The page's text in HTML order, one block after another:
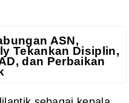
ASN,
Tekankan Disiplin,
dan Perbaikan